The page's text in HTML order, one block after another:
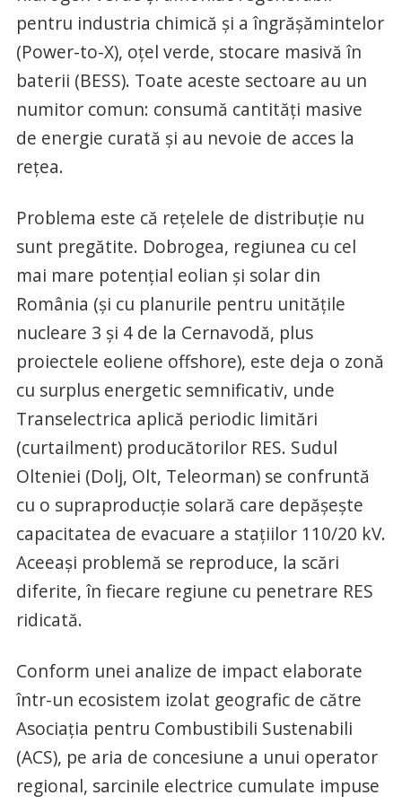
pentru industria chimică și a îngrășămintelor
(Power-to-X), oțel verde, stocare masivă în
baterii (BESS). Toate aceste sectoare au un
numitor comun: consumă cantități masive
de energie curată și au nevoie de acces la
rețea.
Problema este că rețelele de distribuție nu
sunt pregătite. Dobrogea, regiunea cu cel
mai mare potențial eolian și solar din
România (și cu planurile pentru unitățile
nucleare 3 și 4 de la Cernavodă, plus
proiectele eoliene offshore), este deja o zonă
cu surplus energetic semnificativ, unde
Transelectrica aplică periodic limitări
(curtailment) producătorilor RES. Sudul
Olteniei (Dolj, Olt, Teleorman) se confruntă
cu o supraproducție solară care depășește
capacitatea de evacuare a stațiilor 110/20 kV.
Aceeași problemă se reproduce, la scări
diferite, în fiecare regiune cu penetrare RES
ridicată.
Conform unei analize de impact elaborate
într-un ecosistem izolat geografic de către
Asociația pentru Combustibili Sustenabili
(ACS), pe aria de concesiune a unui operator
regional, sarcinile electrice cumulate impuse